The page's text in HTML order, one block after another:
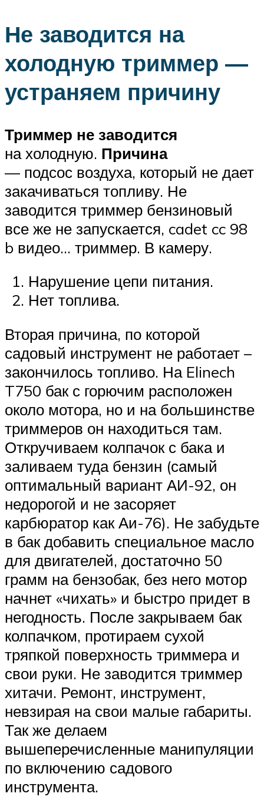
Не заводится на
холодную триммер —
устраняем причину
Триммер не заводится
на холодную. Причина
— подсос воздуха, который не дает
закачиваться топливу. Не
заводится триммер бензиновый
все же не запускается, cadet cc 98
b видео… триммер. В камеру.
Нарушение цепи питания.
Нет топлива.
Вторая причина, по которой
садовый инструмент не работает –
закончилось топливо. На Elinech
T750 бак с горючим расположен
около мотора, но и на большинстве
триммеров он находиться там.
Откручиваем колпачок с бака и
заливаем туда бензин (самый
оптимальный вариант АИ-92, он
недорогой и не засоряет
карбюратор как Аи-76). Не забудьте
в бак добавить специальное масло
для двигателей, достаточно 50
грамм на бензобак, без него мотор
начнет «чихать» и быстро придет в
негодность. После закрываем бак
колпачком, протираем сухой
тряпкой поверхность триммера и
свои руки. Не заводится триммер
хитачи. Ремонт, инструмент,
невзирая на свои малые габариты.
Так же делаем
вышеперечисленные манипуляции
по включению садового
инструмента.